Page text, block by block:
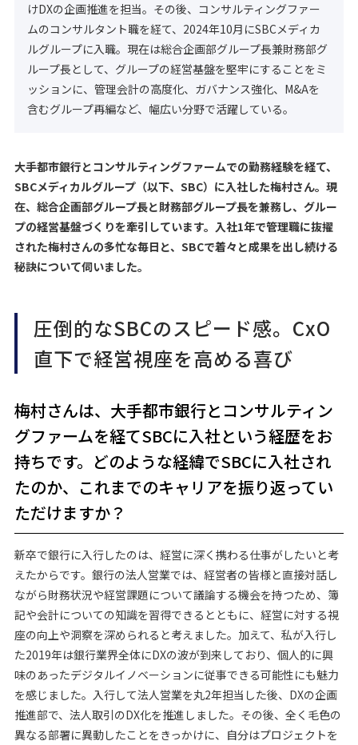
けDXの企画推進を担当。その後、コンサルティングファー
ムのコンサルタント職を経て、2024年10月にSBCメディカ
ルグループに入職。現在は総合企画部グループ長兼財務部グ
ループ長として、グループの経営基盤を堅牢にすることをミ
ッションに、管理会計の高度化、ガバナンス強化、M&Aを
含むグループ再編など、幅広い分野で活躍している。
大手都市銀行とコンサルティングファームでの勤務経験を経て、
SBCメディカルグループ（以下、SBC）に入社した梅村さん。現
在、総合企画部グループ長と財務部グループ長を兼務し、グルー
プの経営基盤づくりを牽引しています。入社1年で管理職に抜擢
された梅村さんの多忙な毎日と、SBCで着々と成果を出し続ける
秘訣について伺いました。
圧倒的なSBCのスピード感。CxO
直下で経営視座を高める喜び
梅村さんは、大手都市銀行とコンサルティン
グファームを経てSBCに入社という経歴をお
持ちです。どのような経緯でSBCに入社され
たのか、これまでのキャリアを振り返ってい
ただけますか？
新卒で銀行に入行したのは、経営に深く携わる仕事がしたいと考
えたからです。銀行の法人営業では、経営者の皆様と直接対話し
ながら財務状況や経営課題について議論する機会を持つため、簿
記や会計についての知識を習得できるとともに、経営に対する視
座の向上や洞察を深められると考えました。加えて、私が入行し
た2019年は銀行業界全体にDXの波が到来しており、個人的に興
味のあったデジタルイノベーションに従事できる可能性にも魅力
を感じました。入行して法人営業を丸2年担当した後、DXの企画
推進部で、法人取引のDX化を推進しました。その後、全く毛色の
異なる部署に異動したことをきっかけに、自分はプロジェクトを